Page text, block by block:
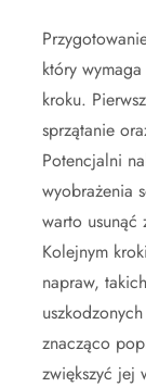
który
kroku.
sprzątanie
Potencjalni
wyobrażenia
warto usunąć
Kolejnym
napraw,
znacząco
zwiększyć jej